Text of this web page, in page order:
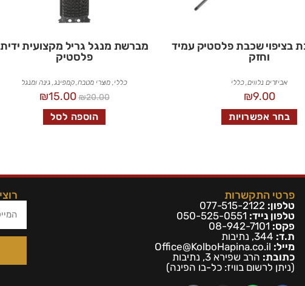
בציפוי שכבת פלסטיק עמיד
וחזק
אביזרים נלווים,כללי
₪9.00
בחר אפשרויות
מברשת מנגל גריל מקצועית ידית
פלסטיק
כללי מוצרי מטבח,קמפינג, גינה ומנגל
₪20.00
₪15.00
הוספה לסל
פרטי התקשרות
טלפון: 077-515-2122
טלפון נייד: 050-525-0551
פקס:
ת.ד:
מייל: Office@KolboHapina.co.il
כתובת: הרב שפירא 3, נתיבות
(ניתן לרשום בוויז: כל-בו הפינה)